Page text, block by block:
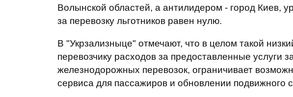
Волынской областей, а антилидером - город Киев,
за перевозку льготников равен нулю.
В "Укрзализныце" отмечают, что в целом такой
перевозчику расходов за предоставленные услуги
железнодорожных перевозок, ограничивает
сервиса для пассажиров и обновлении подвижного